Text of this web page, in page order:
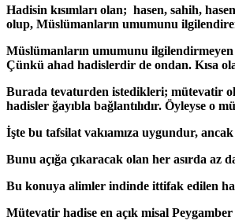
Hadisin kısımları olan; hasen, sahih,
olup, Müslümanların umumunu
Müslümanların umumunu ilgilendirmeyen
Çünkü ahad hadislerdir de ondan. Kısa
Burada tevaturden istedikleri; mütevatir
hadisler ğayıbla bağlantılıdır. Öyleyse o
İşte bu tafsilat vakıamıza uygundur,
Bunu açığa çıkaracak olan her asırda az
Bu konuya alimler indinde ittifak edilen
Mütevatir hadise en açık misal Peygamber